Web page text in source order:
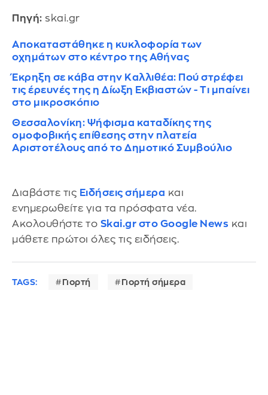
Πηγή: skai.gr
Aποκαταστάθηκε η κυκλοφορία των
οχημάτων στο κέντρο της Αθήνας
Έκρηξη σε κάβα στην Καλλιθέα: Πού στρέφει
τις έρευνές της η Δίωξη Εκβιαστών - Τι μπαίνει
στο μικροσκόπιο
Θεσσαλονίκη: Ψήφισμα καταδίκης της
ομοφοβικής επίθεσης στην πλατεία
Αριστοτέλους από το Δημοτικό Συμβούλιο
Διαβάστε τις Ειδήσεις σήμερα και
ενημερωθείτε για τα πρόσφατα νέα.
Ακολουθήστε το Skai.gr στο Google News και
μάθετε πρώτοι όλες τις ειδήσεις.
TAGS: Γιορτή Γιορτή σήμερα